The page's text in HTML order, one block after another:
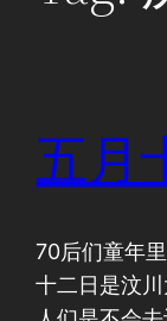
五月
70后们童年
十二日是汶